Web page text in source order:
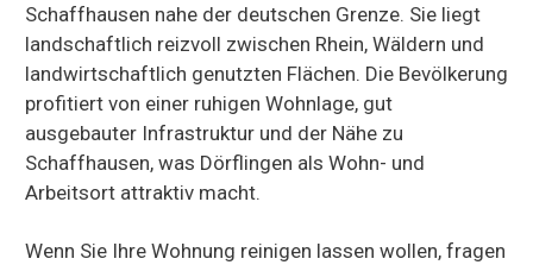
Schaffhausen nahe der deutschen Grenze. Sie liegt
landschaftlich reizvoll zwischen Rhein, Wäldern und
landwirtschaftlich genutzten Flächen. Die Bevölkerung
profitiert von einer ruhigen Wohnlage, gut
ausgebauter Infrastruktur und der Nähe zu
Schaffhausen, was Dörflingen als Wohn- und
Arbeitsort attraktiv macht.
Wenn Sie Ihre Wohnung reinigen lassen wollen, fragen